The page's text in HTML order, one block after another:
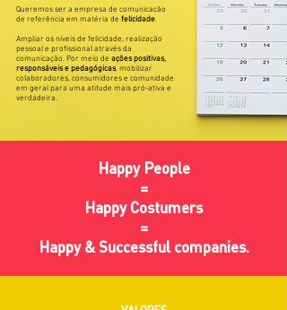
Queremos ser a empresa de comunicação
de referência em matéria de felicidade.
Ampliar os níveis de felicidade, realização
pessoal e profissional através da
comunicação. Por meio de ações positivas,
responsáveis e pedagógicas, mobilizar
colaboradores, consumidores e comunidade
em geral para uma atitude mais pró-ativa e
verdadeira.
Happy People
=
Happy Costumers
=
Happy & Successful companies.